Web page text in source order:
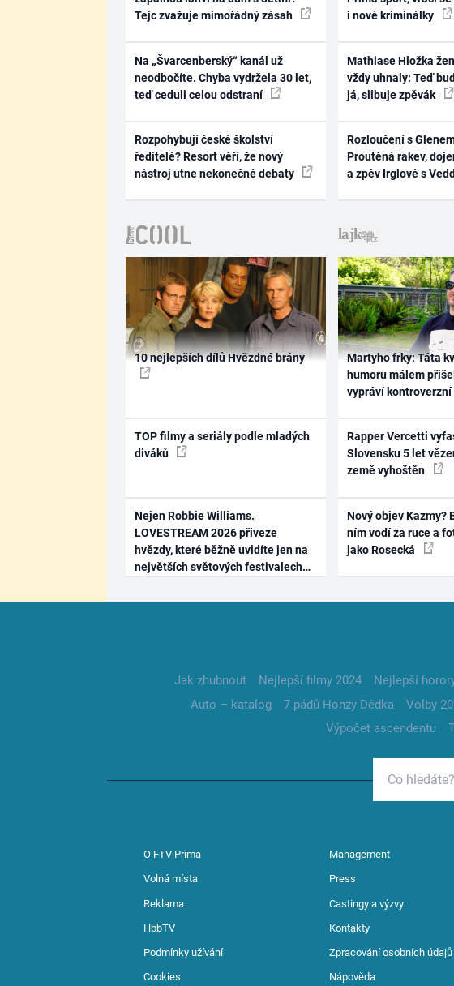
Tejc zvažuje mimořádný zásah
Na „Švarcenberský“ kanál už
neodbočíte. Chyba vydržela 30 let,
teď ceduli celou odstraní
Rozpohybují české školství
ředitelé? Resort věří, že nový
nástroj utne nekonečné debaty
i nové kriminálky
Mathiase Hložka
vždy uhnaly: Teď
já, slibuje zpěvák
Rozloučení s
Proutěná rakev,
a zpěv Irglové s
10 nejlepších dílů Hvězdné brány
TOP filmy a seriály podle mladých
diváků
Nejen Robbie Williams.
LOVESTREAM 2026 přiveze
hvězdy, které běžně uvidíte jen na
největších světových festivalech
Martyho frky: Táta
humoru málem
vypráví kontroverzní
Rapper Vercetti
Slovensku 5 let
země vyhoštěn
Nový objev Kazmy?
ním vodí za ruce a
jako Rosecká
Jak zhubnout Nejlepší filmy 2024 Nejlepší
Auto – katalog
7 pádů Honzy Dědka Volby
Výpočet ascendentu
O FTV Prima Management
Volná místa Press
Reklama Castingy a výzvy
HbbTV Kontakty
Podmínky užívání Zpracování osobních údajů
Cookies Nápověda